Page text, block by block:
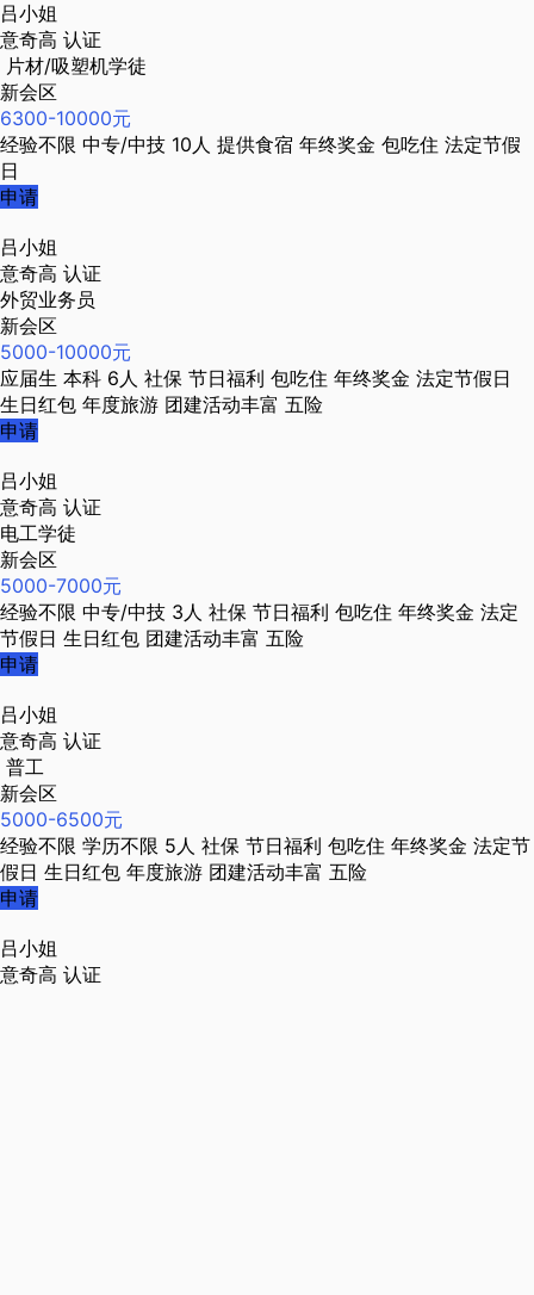
吕小姐
意奇高 认证
片材/吸塑机学徒
新会区
6300-10000元
经验不限 中专/中技 10人 提供食宿 年终奖金 包吃住 法定节假
日
申请
吕小姐
意奇高 认证
外贸业务员
新会区
5000-10000元
应届生 本科 6人 社保 节日福利 包吃住 年终奖金 法定节假日
生日红包 年度旅游 团建活动丰富 五险
申请
吕小姐
意奇高 认证
电工学徒
新会区
5000-7000元
经验不限 中专/中技 3人 社保 节日福利 包吃住 年终奖金 法定
节假日 生日红包 团建活动丰富 五险
申请
吕小姐
意奇高 认证
普工
新会区
5000-6500元
经验不限 学历不限 5人 社保 节日福利 包吃住 年终奖金 法定节
假日 生日红包 年度旅游 团建活动丰富 五险
申请
吕小姐
意奇高 认证